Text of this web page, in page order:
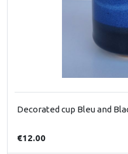
Decorated cup Bleu and
€12.00